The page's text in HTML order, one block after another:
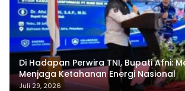
Di Hadapan Perwira TNI, Bupati Afni:
Menjaga Ketahanan Energi Nasional
Juli 29, 2026